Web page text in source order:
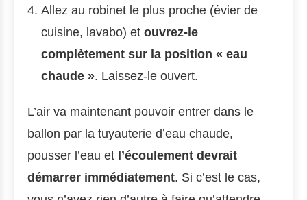
Allez au robinet le plus proche (évier de
cuisine, lavabo) et ouvrez-le
complètement sur la position « eau
chaude ». Laissez-le ouvert.
L’air va maintenant pouvoir entrer dans le
ballon par la tuyauterie d’eau chaude,
pousser l’eau et l’écoulement devrait
démarrer immédiatement. Si c’est le cas,